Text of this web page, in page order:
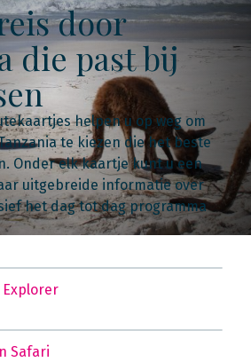
door
die past bij
helpen u op weg om
te kiezen die het beste
Onder elk kaartje kunt u een
uitgebreide informatie over
het dag tot dag programma
Explorer
Safari